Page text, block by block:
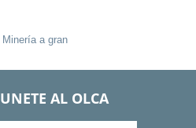
Minería a gran
UNETE AL OLCA